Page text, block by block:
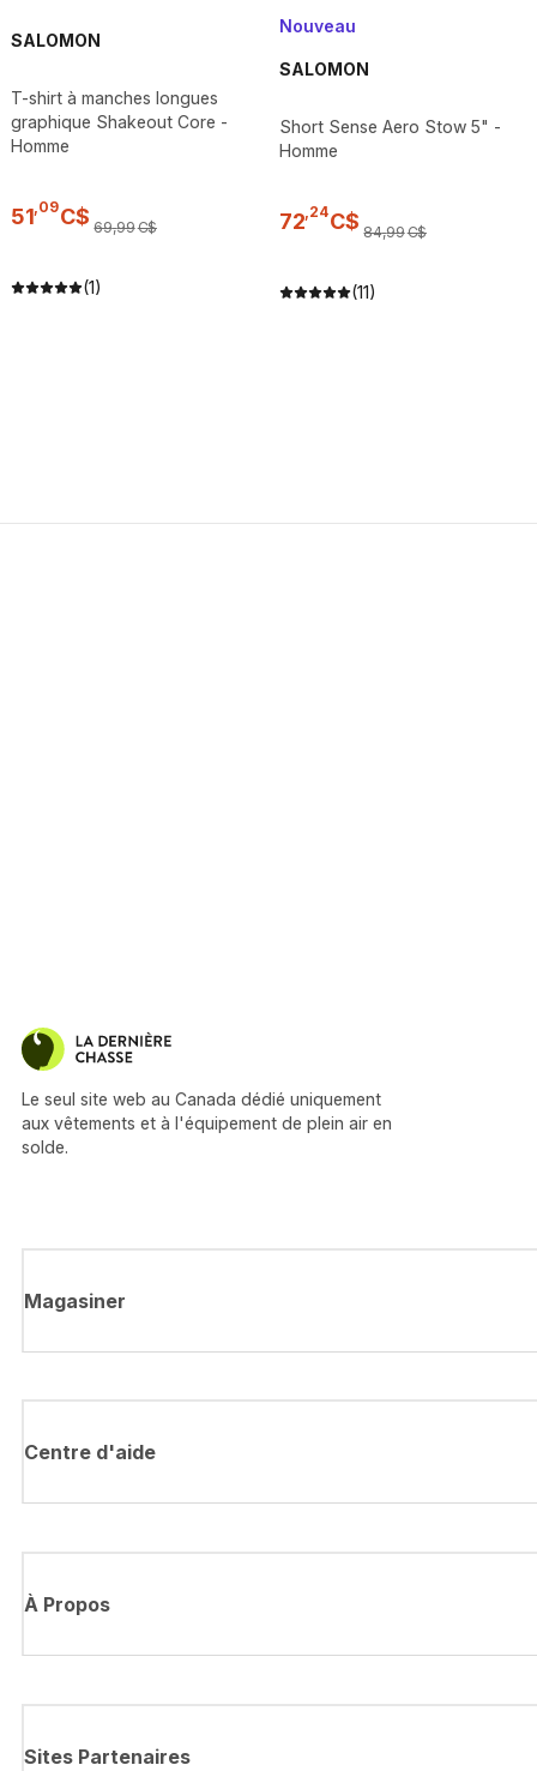
SALOMON
T-shirt à manches longues
graphique Shakeout Core -
Homme
51 09C$ 69,99C$
(1)
Nouveau
SALOMON
Short Sense Aero Stow 5" -
Homme
72 24C$ 84,99C$
(11)
Le seul site web au Canada dédié uniquement
aux vêtements et à l'équipement de plein air en
solde.
Magasiner
Centre d'aide
À Propos
Sites Partenaires